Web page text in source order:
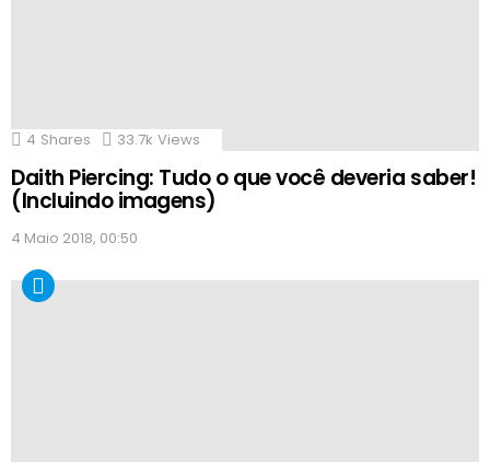
4 Shares 33.7k Views
Daith Piercing: Tudo o que você deveria saber!
(Incluindo imagens)
4 Maio 2018, 00:50